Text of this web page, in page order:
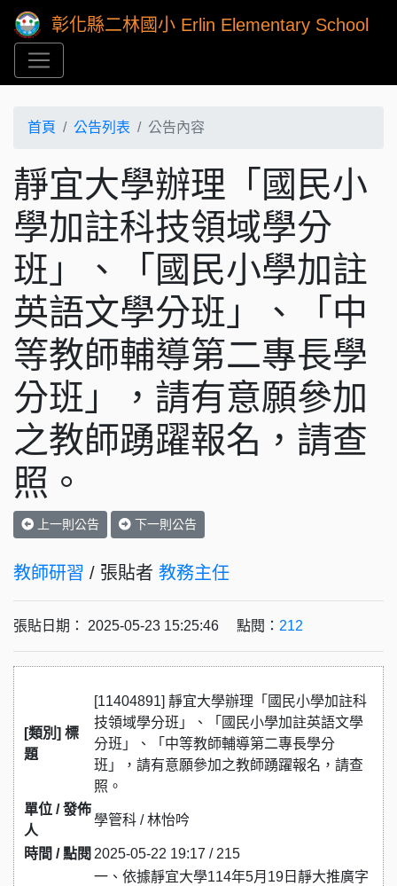
彰化縣二林國小 Erlin Elementary School
首頁 公告列表 公告內容
靜宜大學辦理「國民小
學加註科技領域學分
班」、「國民小學加註
英語文學分班」、「中
等教師輔導第二專長學
分班」，請有意願參加
之教師踴躍報名，請查
照。
上一則公告 下一則公告
教師研習 / 張貼者 教務主任
張貼日期： 2025-05-23 15:25:46 點閱： 212
[類別] 標
題
[11404891] 靜宜大學辦理「國民小學加註科
技領域學分班」、「國民小學加註英語文學
分班」、「中等教師輔導第二專長學分
班」，請有意願參加之教師踴躍報名，請查
照。
單位 / 發佈
人
學管科 / 林怡吟
時間 / 點閱 2025-05-22 19:17 / 215
一、依據靜宜大學114年5月19日靜大推廣字